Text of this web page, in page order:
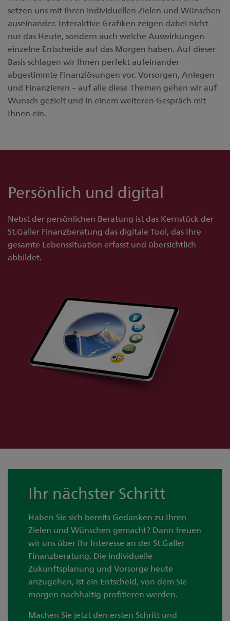
setzen uns mit Ihren individuellen Zielen und Wünschen
auseinander. Interaktive Grafiken zeigen dabei nicht
nur das Heute, sondern auch welche Auswirkungen
einzelne Entscheide auf das Morgen haben. Auf dieser
Basis schlagen wir Ihnen perfekt aufeinander
abgestimmte Finanzlösungen vor. Vorsorgen, Anlegen
und Finanzieren – auf alle diese Themen gehen wir auf
Wunsch gezielt und in einem weiteren Gespräch mit
Ihnen ein.
Persönlich und digital
Nebst der persönlichen Beratung ist das Kernstück der
St.Galler Finanzberatung das digitale Tool, das Ihre
gesamte Lebenssituation erfasst und übersichtlich
abbildet.
Ihr nächster Schritt
Haben Sie sich bereits Gedanken zu Ihren
Zielen und Wünschen gemacht? Dann freuen
wir uns über Ihr Interesse an der St.Galler
Finanzberatung. Die individuelle
Zukunftsplanung und Vorsorge heute
anzugehen, ist ein Entscheid, von dem Sie
morgen nachhaltig proﬁtieren werden.
Machen Sie jetzt den ersten Schritt und